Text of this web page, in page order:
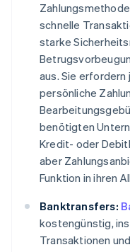
schnelle
starke
aus. Sie erfordern
persönliche
benötigten
Kredit- oder
aber
Funktion in ihren
Banktransfers:
kostengünstig,
Transaktionen